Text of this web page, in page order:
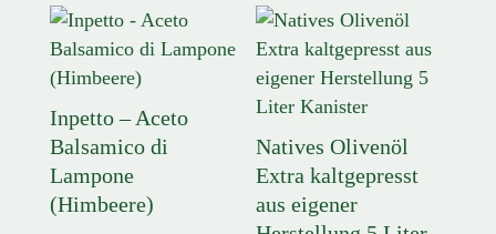
Inpetto – Aceto
Balsamico di
Lampone
(Himbeere)
Natives Olivenöl
Extra kaltgepresst
aus eigener